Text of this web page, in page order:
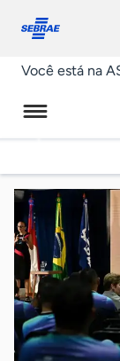
conosco
Você está na